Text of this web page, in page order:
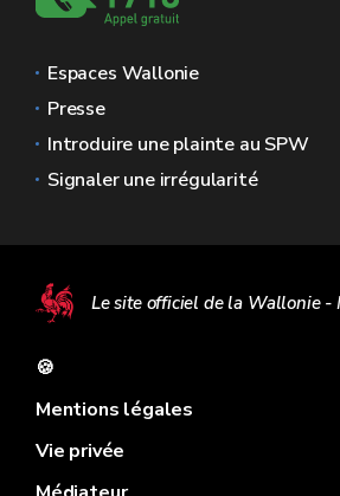
Espaces Wallonie
Presse
Introduire une plainte au SPW
Signaler une irrégularité
Le site officiel de la Wallonie -
🍪
Mentions légales
Vie privée